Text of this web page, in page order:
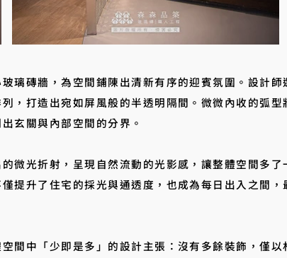
磚牆，為空間鋪陳出清新有序的迎賓氛圍。設計師
，打造出宛如屏風般的半透明隔間。微微內收的弧型
玄關與內部空間的分界。
微光折射，呈現自然流動的光影感，讓整體空間多了
提升了住宅的採光與通透度，也成為每日出入之間，
間中「少即是多」的設計主張：沒有多餘裝飾，僅以